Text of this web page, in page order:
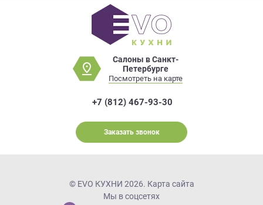
Салоны в Санкт-
Петербурге
Посмотреть на карте
+7 (812) 467-93-30
Заказать звонок
© EVO КУХНИ 2026. Карта сайта
Мы в соцсетях